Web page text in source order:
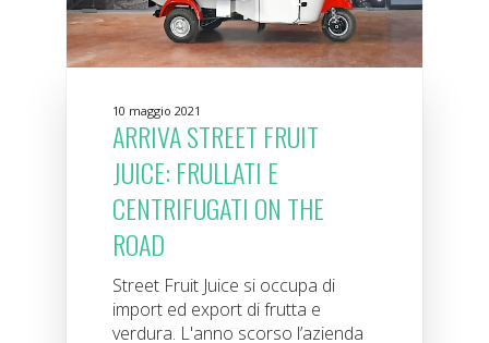
10 maggio 2021
ARRIVA STREET FRUIT
JUICE: FRULLATI E
CENTRIFUGATI ON THE
ROAD
Street Fruit Juice si occupa di
import ed export di frutta e
verdura. L'anno scorso l’azienda